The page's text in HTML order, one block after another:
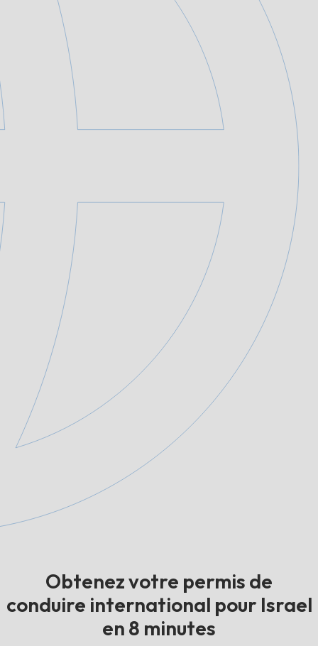
Obtenez votre permis de
conduire international pour Israel
en 8 minutes